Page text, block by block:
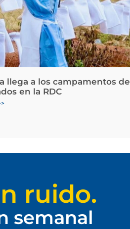
llega a los campamentos de
en la RDC
ruido.
semanal